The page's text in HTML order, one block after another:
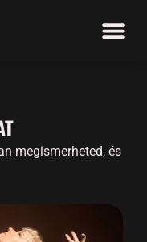
megismerheted, és